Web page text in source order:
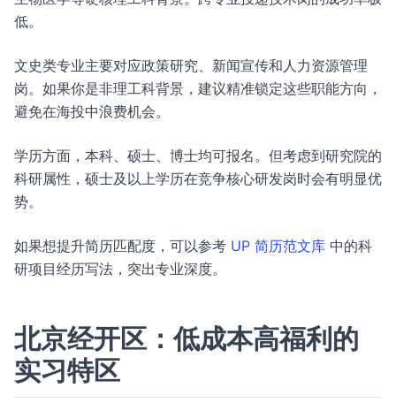
低。
文史类专业主要对应政策研究、新闻宣传和人力资源管理
岗。如果你是非理工科背景，建议精准锁定这些职能方向，
避免在海投中浪费机会。
学历方面，本科、硕士、博士均可报名。但考虑到研究院的
科研属性，硕士及以上学历在竞争核心研发岗时会有明显优
势。
如果想提升简历匹配度，可以参考 UP 简历范文库 中的科
研项目经历写法，突出专业深度。
北京经开区：低成本高福利的
实习特区